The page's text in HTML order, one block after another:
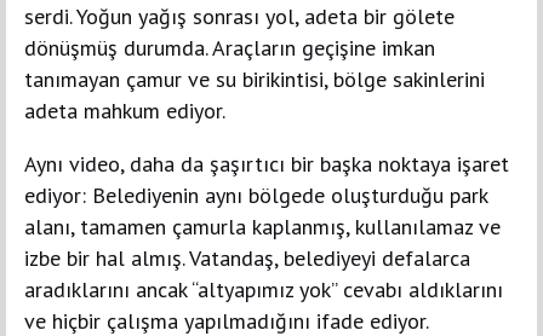
serdi. Yoğun yağış sonrası yol, adeta bir gölete
dönüşmüş durumda. Araçların geçişine imkan
tanımayan çamur ve su birikintisi, bölge sakinlerini
adeta mahkum ediyor.
Aynı video, daha da şaşırtıcı bir başka noktaya işaret
ediyor: Belediyenin aynı bölgede oluşturduğu park
alanı, tamamen çamurla kaplanmış, kullanılamaz ve
izbe bir hal almış. Vatandaş, belediyeyi defalarca
aradıklarını ancak “altyapımız yok” cevabı aldıklarını
ve hiçbir çalışma yapılmadığını ifade ediyor.